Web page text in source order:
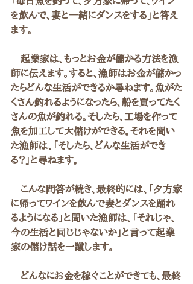
を飲んで、妻と一緒にダンスをする」と答え
ます。
起業家は、もっとお金が儲かる方法を漁
師に伝えます。すると、漁師はお金が儲かっ
たらどんな生活ができるか尋ねます。魚がた
くさん釣れるようになったら、船を買ってたく
さんの魚が釣れる。そしたら、工場を作って
魚を加工して大儲けができる。それを聞い
た漁師は、「そしたら、どんな生活ができ
る？」と尋ねます。
こんな問答が続き、最終的には、「夕方家
に帰ってワインを飲んで妻とダンスを踊れ
るようになる」と聞いた漁師は、「それじゃ、
今の生活と同じじゃないか」と言って起業
家の儲け話を一蹴します。
どんなにお金を稼ぐことができても、最終